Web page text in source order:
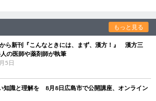
もっと見る
ら新刊『こんなときには、まず、漢方！』 漢方三
の医師や薬剤師が執筆
5日
知識と理解を 8月8日広島市で公開講座、オンライン